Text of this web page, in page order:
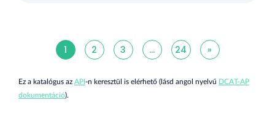
1 2 3 ... 24 »
Ez a katalógus az API-n keresztül is elérhető (lásd angol nyelvű DCAT-AP
dokumentáció).